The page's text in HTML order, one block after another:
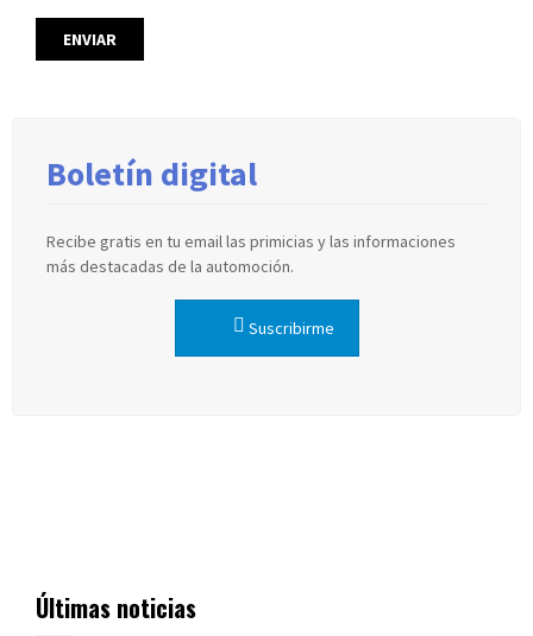
Boletín digital
Recibe gratis en tu email las primicias y las informaciones
más destacadas de la automoción.
Suscribirme
Últimas noticias